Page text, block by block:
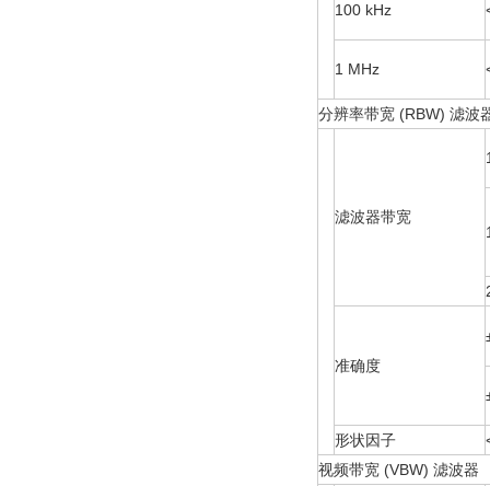
100 kHz
1 MHz
分辨率带宽 (RBW) 滤波
滤波器带宽
准确度
形状因子
视频带宽 (VBW) 滤波器